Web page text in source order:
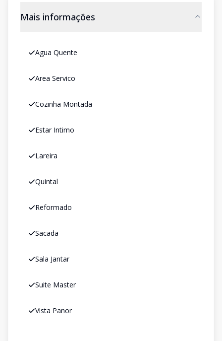
Mais informações
Agua Quente
Area Servico
Cozinha Montada
Estar Intimo
Lareira
Quintal
Reformado
Sacada
Sala Jantar
Suite Master
Vista Panor